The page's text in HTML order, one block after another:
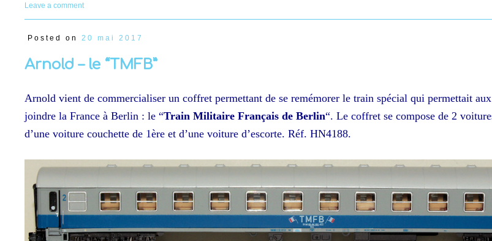
Leave a comment
Posted on 20 mai 2017
Arnold – le “TMFB”
Arnold vient de commercialiser un coffret permettant de se remémorer le train spécial qui permettait
joindre la France à Berlin : le “Train Militaire Français de Berlin“. Le coffret se compose de 2
d’une voiture couchette de 1ère et d’une voiture d’escorte. Réf. HN4188.